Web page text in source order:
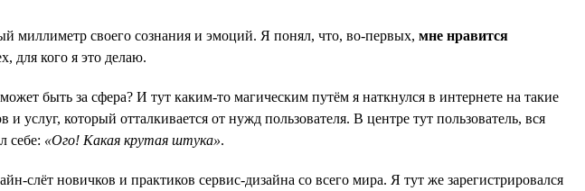
миллиметр своего сознания и эмоций. Я понял, что, во-первых, мне нравится
для кого я это делаю.
быть за сфера? И тут каким-то магическим путём я наткнулся в интернете на такие
услуг, который отталкивается от нужд пользователя. В центре тут пользователь, вся
себе: «Ого! Какая крутая штука».
новичков и практиков сервис-дизайна со всего мира. Я тут же зарегистрировался